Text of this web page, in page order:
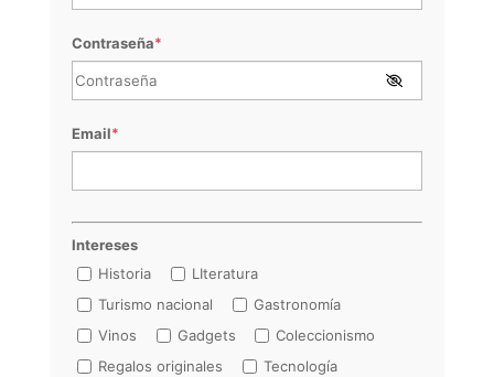
Contraseña*
Email*
Intereses
Historia
LIteratura
Turismo nacional
Gastronomía
Vinos
Gadgets
Coleccionismo
Regalos originales
Tecnología